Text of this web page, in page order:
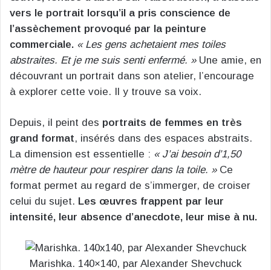
vers le portrait lorsqu’il a pris conscience de
l’assèchement provoqué par la peinture
commerciale. « Les gens achetaient mes toiles
abstraites. Et je me suis senti enfermé. »Une amie, en
découvrant un portrait dans son atelier, l’encourage
à explorer cette voie. Il y trouve sa voix.
Depuis, il peint des portraits de femmes en très
grand format, insérés dans des espaces abstraits.
La dimension est essentielle : « J’ai besoin d’1,50
mètre de hauteur pour respirer dans la toile. »Ce
format permet au regard de s’immerger, de croiser
celui du sujet. Les œuvres frappent par leur
intensité, leur absence d’anecdote, leur mise à nu.
Marishka. 140×140, par Alexander Shevchuck